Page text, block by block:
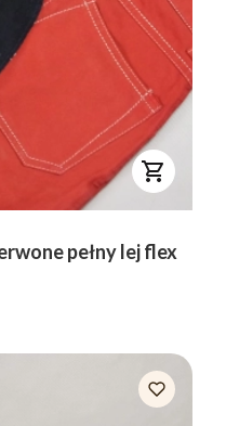
Bryczesy felix buhler 34 czerwone pełny lej flex